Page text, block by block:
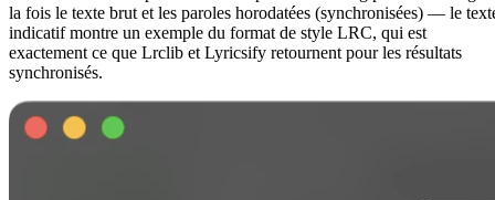
la fois le texte brut et les paroles horodatées (synchronisées) — le
indicatif montre un exemple du format de style LRC, qui est
exactement ce que Lrclib et Lyricsify retournent pour les résultats
synchronisés.